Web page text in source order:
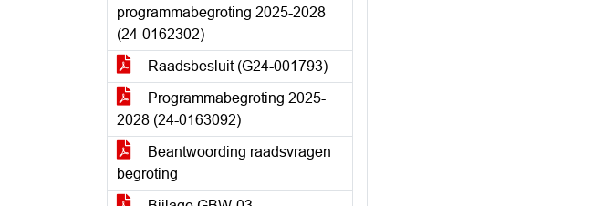
programmabegroting 2025-2028
(24-0162302)
Raadsbesluit (G24-001793)
Programmabegroting 2025-
2028 (24-0163092)
Beantwoording raadsvragen
begroting